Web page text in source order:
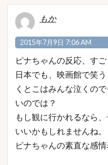
もか
2015年7月9日 7:06 AM
ピナちゃんの反応、す
日本でも、映画館で笑
くとこはみんな泣くの
いのでは？
もし観に行かれるなら
いいかもしれませんね。
ピナちゃんの素直な感